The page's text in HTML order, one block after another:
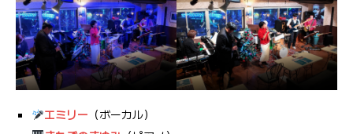
エミリー （ボーカル）